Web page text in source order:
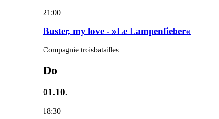
21:00
Buster, my love - »Le Lampenfieber«
Compagnie troisbatailles
Do
01.10.
18:30